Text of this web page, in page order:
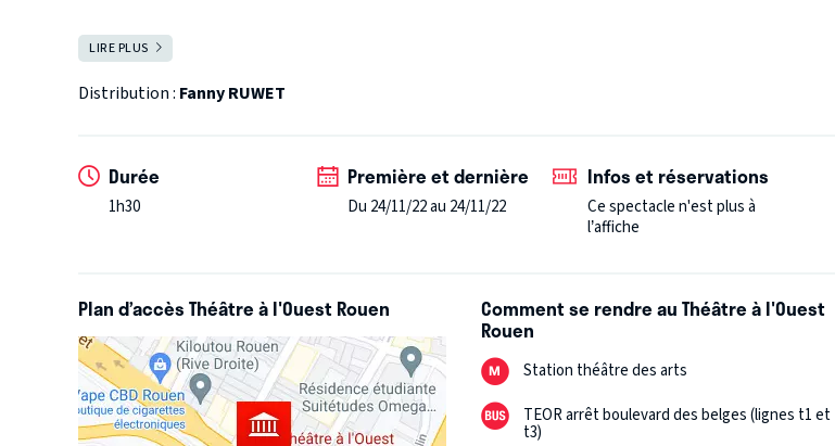
Elle y parle de l’échec que représente sa vie sociale, de malaise, de la fois où elle a été invitée à un
anniversaire par erreur, de phasmes et de la mort.
LIRE PLUS
Distribution : Fanny RUWET
Durée
1h30
Première et dernière
Du 24/11/22 au 24/11/22
Infos et réservations
Ce spectacle n'est plus à
l’affiche
Plan d’accès Théâtre à l'Ouest Rouen Comment se rendre au Théâtre à l'Ouest
Rouen
Station théâtre des arts
TEOR arrêt boulevard des belges (lignes t1 et
t3)